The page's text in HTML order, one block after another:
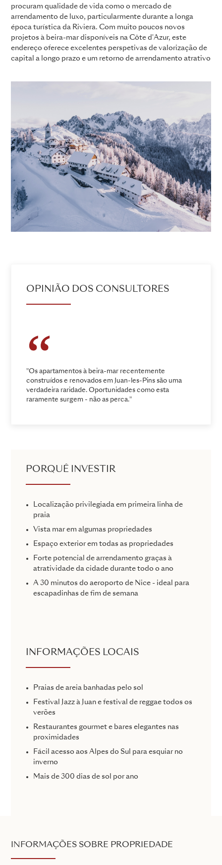
procuram qualidade de vida como o mercado de
arrendamento de luxo, particularmente durante a longa
época turística da Riviera. Com muito poucos novos
projetos à beira-mar disponíveis na Côte d'Azur, este
endereço oferece excelentes perspetivas de valorização de
capital a longo prazo e um retorno de arrendamento atrativo
OPINIÃO DOS CONSULTORES
"Os apartamentos à beira-mar recentemente
construídos e renovados em Juan-les-Pins são uma
verdadeira raridade. Oportunidades como esta
raramente surgem - não as perca."
PORQUÊ INVESTIR
Localização privilegiada em primeira linha de
praia
Vista mar em algumas propriedades
Espaço exterior em todas as propriedades
Forte potencial de arrendamento graças à
atratividade da cidade durante todo o ano
A 30 minutos do aeroporto de Nice - ideal para
escapadinhas de fim de semana
INFORMAÇÕES LOCAIS
Praias de areia banhadas pelo sol
Festival Jazz à Juan e festival de reggae todos os
verões
Restaurantes gourmet e bares elegantes nas
proximidades
Fácil acesso aos Alpes do Sul para esquiar no
inverno
Mais de 300 dias de sol por ano
INFORMAÇÕES SOBRE PROPRIEDADE